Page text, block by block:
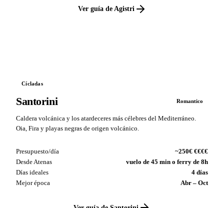
Ver guía de Agistri
Cícladas
Santorini Romantico
Caldera volcánica y los atardeceres más célebres del Mediterráneo.
Oia, Fira y playas negras de origen volcánico.
Presupuesto/día
~250€ €€€€
Desde Atenas
vuelo de 45 min o ferry de 8h
Días ideales
4 días
Mejor época
Abr – Oct